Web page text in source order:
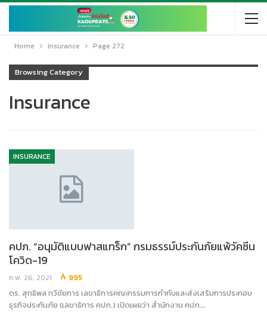
Home Insurance Page 272
Browsing Category
Insurance
INSURANCE
คปภ. “อนุมัติแบบฟาสแทร็ก” กรมธรรม์ประกันภัยแพ้วัคซีน
โควิด-19
ก.พ. 26, 2021 995
ดร. สุทธิพล ทวีชัยการ เลขาธิการคณะกรรมการกำกับและส่งเสริมการประกอบ
ธุรกิจประกันภัย (เลขาธิการ คปภ.) เปิดเผยว่า สำนักงาน คปภ.…